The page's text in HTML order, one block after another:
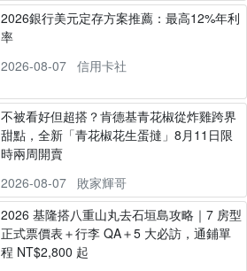
2026銀行美元定存方案推薦：最高12%年利
率
2026-08-07
信用卡社
不被看好但超搭？肯德基青花椒從炸雞跨界
甜點，全新「青花椒花生蛋撻」8月11日限
時兩周開賣
2026-08-07
敗家輝哥
2026 基隆搭八重山丸去石垣島攻略｜7 房型
正式票價表＋行李 QA＋5 大必訪，通鋪單
程 NT$2,800 起